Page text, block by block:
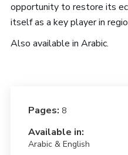
opportunity to restore its
itself as a key player in
Also available in Arabic.
Pages: 8
Available in:
Arabic & English